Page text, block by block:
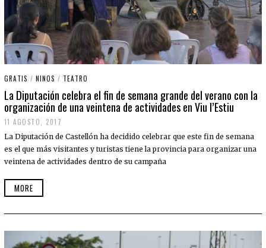
GRATIS / NINOS / TEATRO
La Diputación celebra el fin de semana grande del verano con la
organización de una veintena de actividades en Viu l’Estiu
11 AGOSTO, 2017
La Diputación de Castellón ha decidido celebrar que este fin de semana
es el que más visitantes y turistas tiene la provincia para organizar una
veintena de actividades dentro de su campaña
MORE